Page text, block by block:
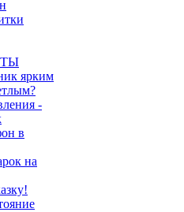
ярким
-
в
на